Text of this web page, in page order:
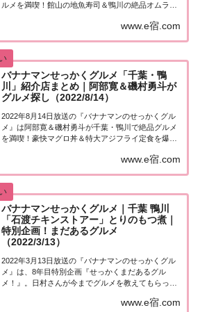
ルメを満喫！館山の地魚寿司＆鴨川の絶品オムライ
ラン！紹介されたお店やメニューをまとめました！
詳しくはこちら！日村さんが「夏の房総二大観
光・...
www.e宿.com
バナナマンせっかくグルメ「千葉・鴨
川」紹介店まとめ｜阿部寛＆磯村勇斗が
グルメ探し（2022/8/14）
2022年8月14日放送の『バナナマンのせっかくグル
メ』は阿部寛＆磯村勇斗が千葉・鴨川で絶品グルメ
を満喫！豪快マグロ丼＆特大アジフライ定食を爆
ら！阿部寛＆磯村勇斗「千葉・鴨川」でグルメ探し
地元の人に「せっかくこの町に来たなら食べたほ
う...
www.e宿.com
バナナマンせっかくグルメ｜千葉 鴨川
「石渡チキンストアー」とりのもつ煮｜
特別企画！まだあるグルメ
（2022/3/13）
2022年3月13日放送の『バナナマンのせっかくグル
メ』は、8年目特別企画『せっかくまだあるグル
メ！』。日村さんが今までグルメを教えてもらった
葉県鴨川の(秘)ソウルフード！お肉屋さん「石渡チ
www.e宿.com